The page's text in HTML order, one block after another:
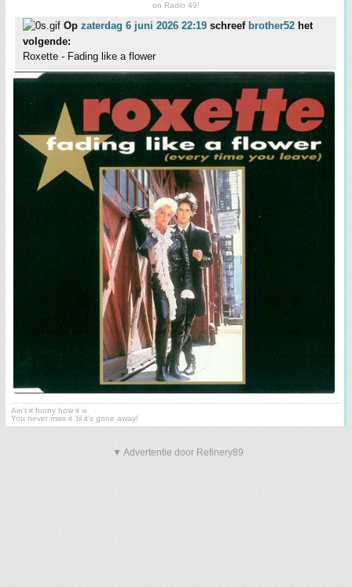
on Radio 49!
Op zaterdag 6 juni 2026 22:19 schreef brother52 het
volgende:
Roxette - Fading like a flower
Ain't it funny how it is
You never miss it 'til it's gone away!
▼ Advertentie door Refinery89